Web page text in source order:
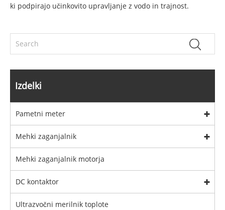
ki podpirajo učinkovito upravljanje z vodo in trajnost.
Izdelki
Pametni meter
Mehki zaganjalnik
Mehki zaganjalnik motorja
DC kontaktor
Ultrazvočni merilnik toplote